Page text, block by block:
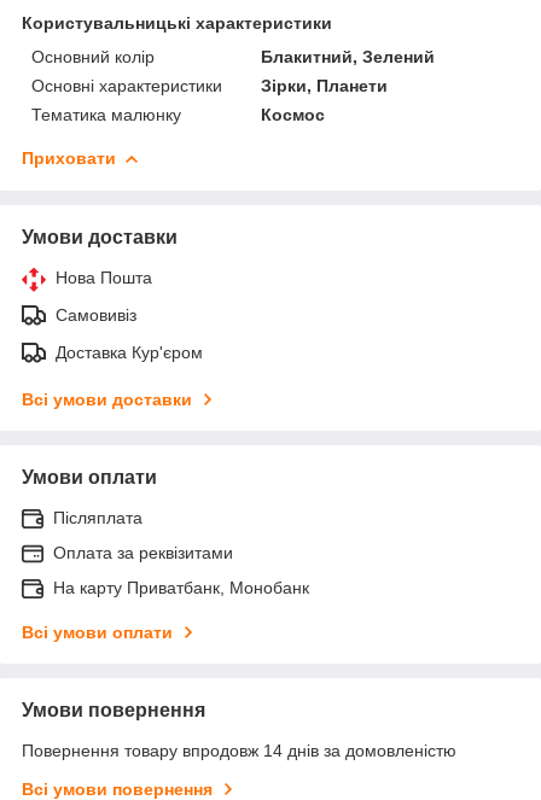
Користувальницькі характеристики
Основний колір
Блакитний, Зелений
Основні характеристики
Зірки, Планети
Тематика малюнку
Космос
Приховати
Умови доставки
Нова Пошта
Самовивіз
Доставка Кур'єром
Всі умови доставки
Умови оплати
Післяплата
Оплата за реквізитами
На карту Приватбанк, Монобанк
Всі умови оплати
Умови повернення
Повернення товару впродовж 14 днів за домовленістю
Всі умови повернення